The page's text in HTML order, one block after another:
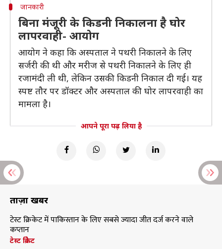
जानकारी
बिना मंजूरी के किडनी निकालना है घोर
लापरवाही- आयोग
आयोग ने कहा कि अस्पताल ने पथरी निकालने के लिए
सर्जरी की थी और मरीज से पथरी निकालने के लिए ही
रजामंदी ली थी, लेकिन उसकी किडनी निकाल दी गई। यह
स्पष्ट तौर पर डॉक्टर और अस्पताल की घोर लापरवाही का
मामला है।
आपने पूरा पढ़ लिया है
ताज़ा खबरें
टेस्ट क्रिकेट में पाकिस्तान के लिए सबसे ज्यादा जीत दर्ज करने वाले
कप्तान
टेस्ट क्रिकेट